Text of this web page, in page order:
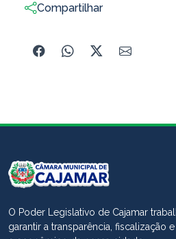
Compartilhar
O Poder Legislativo de Cajamar
garantir a transparência, fiscalização